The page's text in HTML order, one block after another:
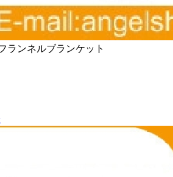
ランネルブランケット